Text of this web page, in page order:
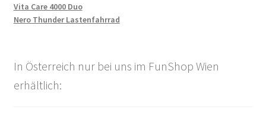
Vita Care 4000 Duo
Nero Thunder Lastenfahrrad
In Österreich nur bei uns im FunShop Wien
erhältlich: